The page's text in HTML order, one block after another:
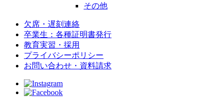
その他
欠席・遅刻連絡
卒業生：各種証明書発行
教育実習・採用
プライバシーポリシー
お問い合わせ・資料請求